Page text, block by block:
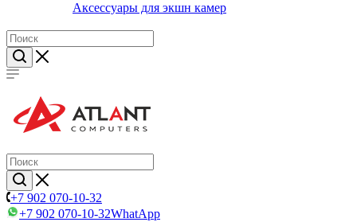
Аксессуары для экшн камер
+7 902 070-10-32
+7 902 070-10-32WhatApp